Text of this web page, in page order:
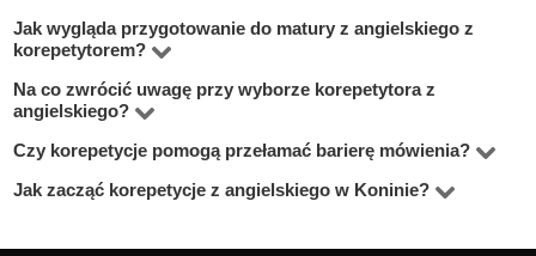
Stawka zależy od doświadczenia lektora, poziomu
ucznia i celu nauki, na przykład matury, konwersacji albo
angielskiego od podstaw.
Najpierw określ cel: poprawa ocen, egzamin, rozmowy,
praca albo nauka od zera. Warto sprawdzić, czy lektor
pracuje z Twoim poziomem i czy potrafi łączyć gramatykę
Jak wygląda przygotowanie do matury z angielskiego z
korepetytorem?
Zajęcia mogą obejmować gramatykę, słownictwo,
pisanie wypowiedzi, część ustną i rozwiązywanie
arkuszy. Przy maturze ważny jest plan pracy i regularne
ćwiczenie typowych zadań.
Na co zwrócić uwagę przy wyborze korepetytora z
angielskiego?
Liczy się doświadczenie z Twoim poziomem, sposób
prowadzenia lekcji, cena i opinie uczniów. Dobry lektor
Czy korepetycje pomogą przełamać barierę mówienia?
Tak. Regularne rozmowy z lektorem pomagają szybciej
Jak zacząć korepetycje z angielskiego w Koninie?